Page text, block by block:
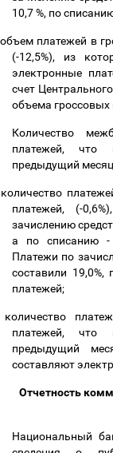
10,7 %, по
объем платежей в
(-12,5%), из
электронные
счет
объема гроссовых
Количество
платежей, что
предыдущий
количество
платежей, (-
зачислению
а по списанию -
Платежи по
составили
платежей;
количество
платежей, что
предыдущий
составляют
Отчетность
Национальный